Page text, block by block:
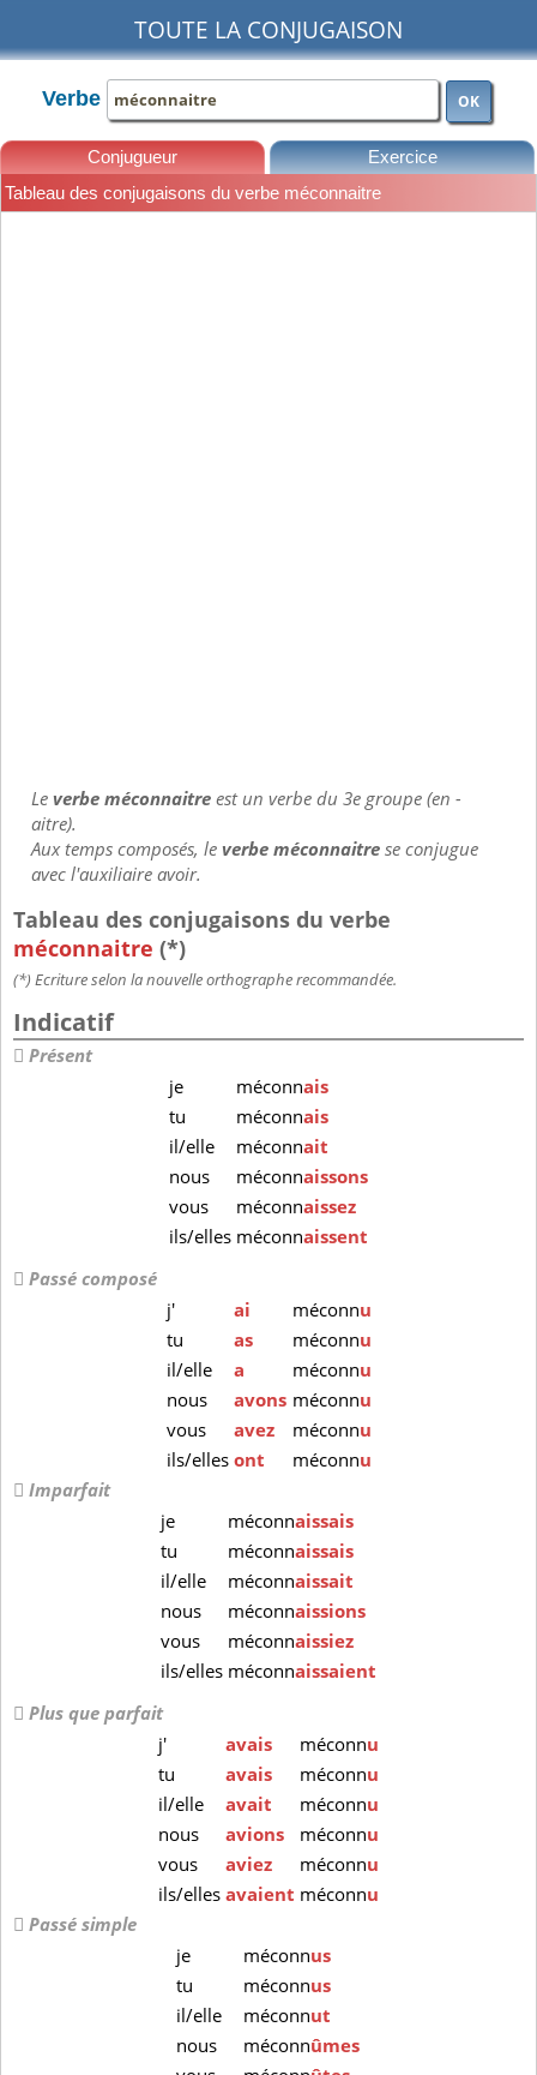
TOUTE LA CONJUGAISON
Verbe OK
Conjugueur Exercice
Tableau des conjugaisons du verbe méconnaitre
Leverbe méconnaitreest un verbe du 3e groupe (en -
aitre).
Aux temps composés, leverbe méconnaitrese conjugue
avec l'auxiliaire avoir.
Tableau des conjugaisons du verbe
méconnaitre (*)
(*) Ecriture selon la nouvelle orthographe recommandée.
Indicatif
Présent
je
méconnais
tu
méconnais
il/elle
méconnait
nous
méconnaissons
vous
méconnaissez
ils/elles méconnaissent
Passé composé
j'
ai méconnu
tu
as méconnu
il/elle
a méconnu
nous
avons méconnu
vous
avez méconnu
ils/elles ont méconnu
Imparfait
je
méconnaissais
tu
méconnaissais
il/elle
méconnaissait
nous
méconnaissions
vous
méconnaissiez
ils/elles méconnaissaient
Plus que parfait
j'
avais méconnu
tu
avais méconnu
il/elle
avait méconnu
nous
avions méconnu
vous
aviez méconnu
ils/ellesavaient méconnu
Passé simple
je
méconnus
tu
méconnus
il/elle
méconnut
nous
méconnûmes